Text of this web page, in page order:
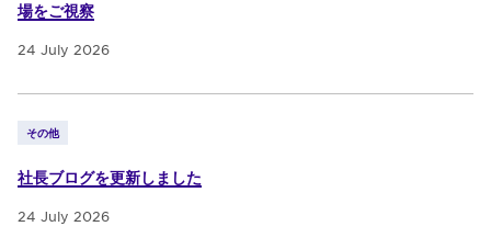
場をご視察
24 July 2026
その他
社長ブログを更新しました
24 July 2026